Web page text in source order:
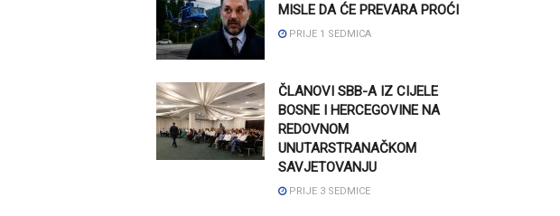
MISLE DA ĆE PREVARA PROĆI
PRIJE 1 SEDMICA
ČLANOVI SBB-A IZ CIJELE
BOSNE I HERCEGOVINE NA
REDOVNOM
UNUTARSTRANAČKOM
SAVJETOVANJU
PRIJE 3 SEDMICE